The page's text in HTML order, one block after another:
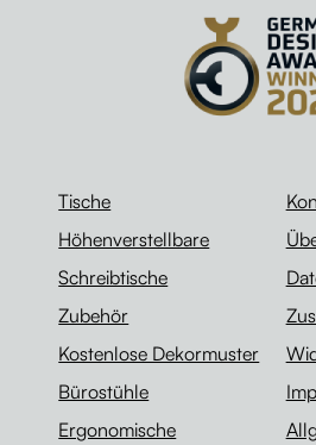
Tische
Höhenverstellbare
Schreibtische
Zubehör
Kostenlose Dekormuster
Bürostühle
Ergonomische